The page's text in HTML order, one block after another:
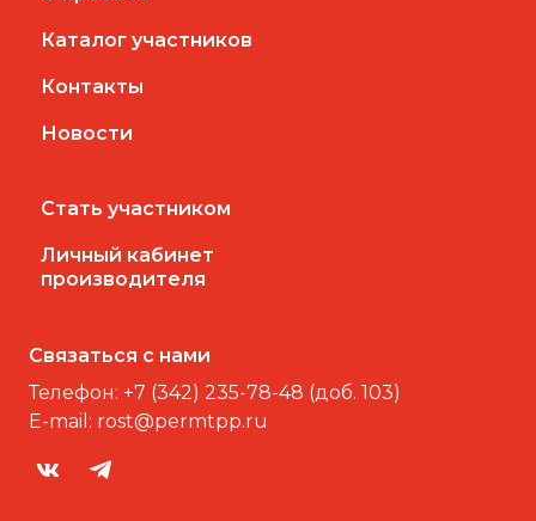
Каталог участников
Контакты
Новости
Стать участником
Личный кабинет
производителя
Связаться с нами
Телефон: +7 (342) 235-78-48 (доб. 103)
E-mail: rost@permtpp.ru